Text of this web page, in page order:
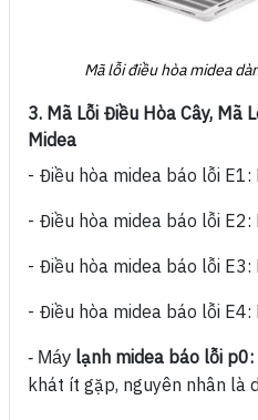
Mã lỗi điều hòa midea
3. Mã Lỗi Điều Hòa Cây, Mã
Midea
- Điều hòa midea báo lỗi E1:
- Điều hòa midea báo lỗi E2:
- Điều hòa midea báo lỗi E3:
- Điều hòa midea báo lỗi E4:
- Máy lạnh midea báo lỗi p0:
khát ít gặp, nguyên nhân là